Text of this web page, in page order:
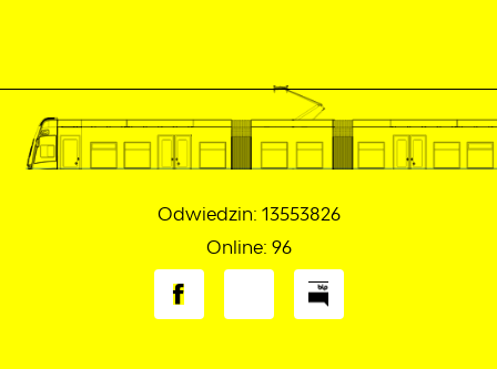
Odwiedzin: 13553826
Online: 96